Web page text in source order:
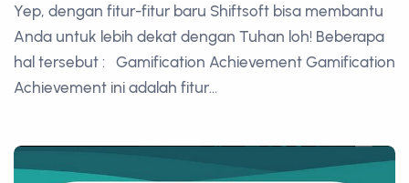
Yep, dengan fitur-fitur baru Shiftsoft bisa membantu
Anda untuk lebih dekat dengan Tuhan loh! Beberapa
hal tersebut : Gamification Achievement Gamification
Achievement ini adalah fitur...